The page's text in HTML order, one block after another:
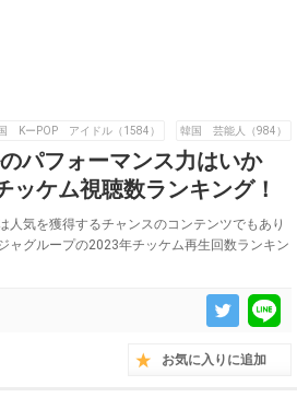
KーPOP アイドル（1584） 韓国 芸能人（984）
パフォーマンス力はいか
ッケム視聴数ランキング！
人気を獲得するチャンスのコンテンツでもあり
ャグループの2023年チッケム再生回数ランキン
お気に入りに追加